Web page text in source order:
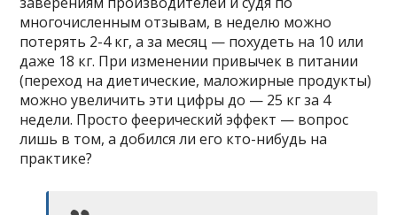
многочисленным отзывам, в неделю можно
потерять 2-4 кг, а за месяц — похудеть на 10 или
даже 18 кг. При изменении привычек в питании
(переход на диетические, маложирные продукты)
можно увеличить эти цифры до — 25 кг за 4
недели. Просто феерический эффект — вопрос
лишь в том, а добился ли его кто-нибудь на
практике?